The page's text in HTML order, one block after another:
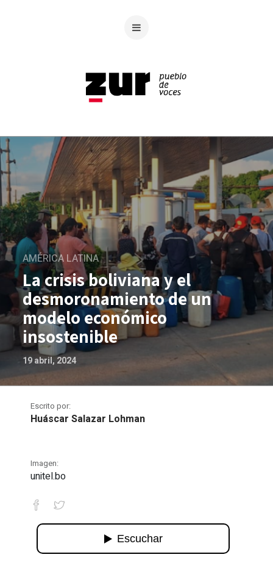
AMÉRICA LATINA
La crisis boliviana y el
desmoronamiento de un
modelo económico
insostenible
19 abril, 2024
Escrito por:
Huáscar Salazar Lohman
Imagen:
unitel.bo
La crisis boliviana y el